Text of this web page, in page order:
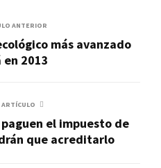
ANTERIOR
más avanzado
2013
el impuesto de
que acreditarlo